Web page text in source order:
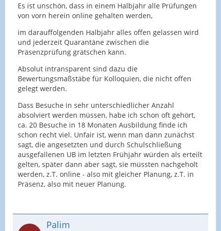
Es ist unschön, dass in einem Halbjahr alle Prüfungen
von vorn herein online gehalten werden,
im darauffolgenden Halbjahr alles offen gelassen wird
und jederzeit Quarantäne zwischen die
Präsenzprüfung grätschen kann.
Absolut intransparent sind dazu die
Bewertungsmaßstäbe für Kolloquien, die nicht offen
gelegt werden.
Dass Besuche in sehr unterschiedlicher Anzahl
absolviert werden müssen, habe ich schon oft gehört,
ca. 20 Besuche in 18 Monaten Ausbildung finde ich
schon recht viel. Unfair ist, wenn man dann zunächst
sagt, die angesetzten und durch Schulschließung
ausgefallenen UB im letzten Frühjahr würden als erteilt
gelten, später dann aber sagt, sie müssten nachgeholt
werden, z.T. online - also mit gleicher Planung, z.T. in
Präsenz, also mit neuer Planung.
Palim